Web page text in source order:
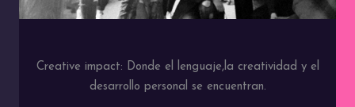
Creative impact: Donde el lenguaje,la creatividad y el
desarrollo personal se encuentran.